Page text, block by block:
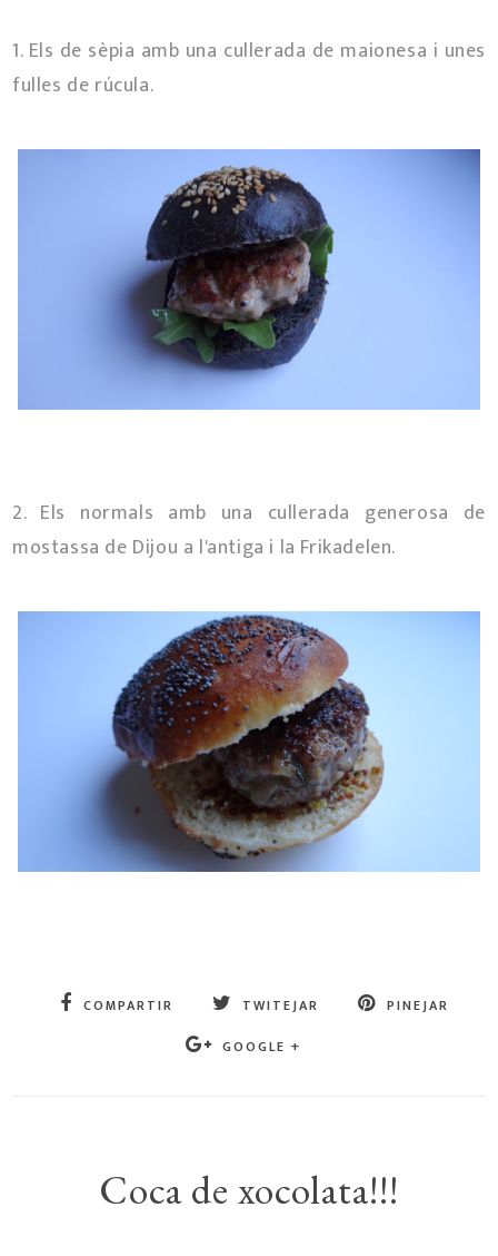
1. Els de sèpia amb una cullerada de maionesa i unes
fulles de rúcula.
2. Els normals amb una cullerada generosa de
mostassa de Dijou a l'antiga i la Frikadelen.
COMPARTIR TWITEJAR
PINEJAR
GOOGLE +
Coca de xocolata!!!